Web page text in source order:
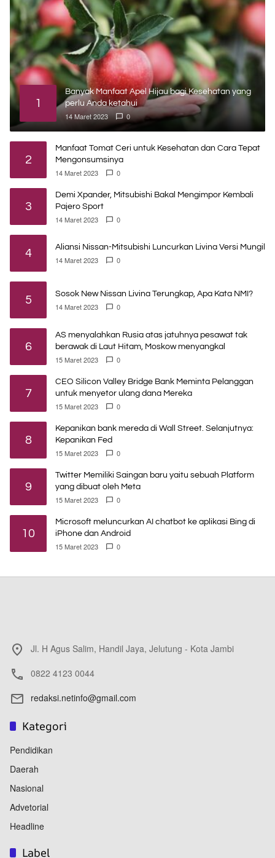
1
Banyak Manfaat Apel Hijau bagi Kesehatan yang
perlu Anda ketahui
14 Maret 2023 0
2
Manfaat Tomat Ceri untuk Kesehatan dan Cara Tepat
Mengonsumsinya
14 Maret 2023 0
3
Demi Xpander, Mitsubishi Bakal Mengimpor Kembali
Pajero Sport
14 Maret 2023 0
4 Aliansi Nissan-Mitsubishi Luncurkan Livina Versi Mungil
14 Maret 2023 0
5 Sosok New Nissan Livina Terungkap, Apa Kata NMI?
14 Maret 2023 0
6
AS menyalahkan Rusia atas jatuhnya pesawat tak
berawak di Laut Hitam, Moskow menyangkal
15 Maret 2023 0
7
CEO Silicon Valley Bridge Bank Meminta Pelanggan
untuk menyetor ulang dana Mereka
15 Maret 2023 0
8
Kepanikan bank mereda di Wall Street. Selanjutnya:
Kepanikan Fed
15 Maret 2023 0
9
Twitter Memiliki Saingan baru yaitu sebuah Platform
yang dibuat oleh Meta
15 Maret 2023 0
10
Microsoft meluncurkan AI chatbot ke aplikasi Bing di
iPhone dan Android
15 Maret 2023 0
Jl. H Agus Salim, Handil Jaya, Jelutung - Kota Jambi
0822 4123 0044
redaksi.netinfo@gmail.com
Kategori
Pendidikan
Daerah
Nasional
Advetorial
Headline
Label